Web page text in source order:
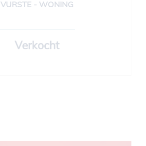
289 m² 3
VURSTE - WONING
Verkocht